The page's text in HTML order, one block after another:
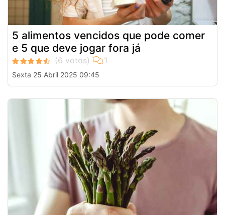
5 alimentos vencidos que pode comer
e 5 que deve jogar fora já
Sexta 25 Abril 2025 09:45